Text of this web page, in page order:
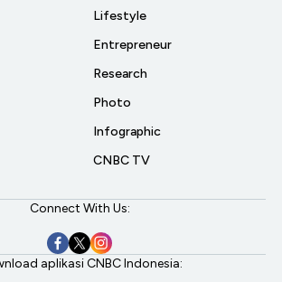
Lifestyle
Entrepreneur
Research
Photo
Infographic
CNBC TV
Connect With Us:
aplikasi CNBC Indonesia: